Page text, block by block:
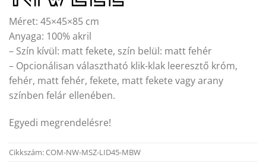
Méret: 45×45×85 cm
Anyaga: 100% akril
– Szín kívül: matt fekete, szín belül: matt fehér
– Opcionálisan választható klik-klak leeresztő króm,
fehér, matt fehér, fekete, matt fekete vagy arany
színben felár ellenében.
Egyedi megrendelésre!
Cikkszám:COM-NW-MSZ-LID45-MBW